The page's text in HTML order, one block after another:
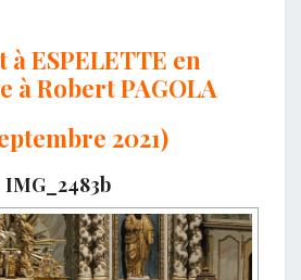
ESPELETTE en
à Robert PAGOLA
2021)
IMG_2483b